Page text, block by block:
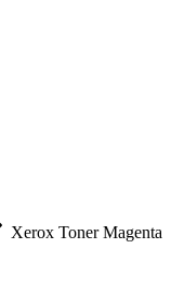
Xerox Toner Magenta